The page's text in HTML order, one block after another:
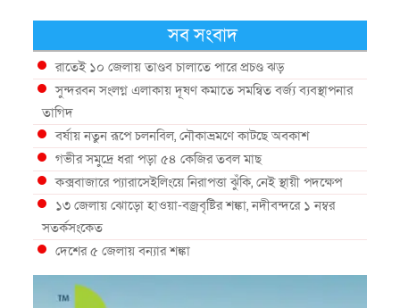
সব সংবাদ
রাতেই ১০ জেলায় তাণ্ডব চালাতে পারে প্রচণ্ড ঝড়
সুন্দরবন সংলগ্ন এলাকায় দূষণ কমাতে সমন্বিত বর্জ্য ব্যবস্থাপনার
তাগিদ
বর্ষায় নতুন রূপে চলনবিল, নৌকাভ্রমণে কাটছে অবকাশ
গভীর সমুদ্রে ধরা পড়া ৫৪ কেজির তবল মাছ
কক্সবাজারে প্যারাসেইলিংয়ে নিরাপত্তা ঝুঁকি, নেই স্থায়ী পদক্ষেপ
১৩ জেলায় ঝোড়ো হাওয়া-বজ্রবৃষ্টির শঙ্কা, নদীবন্দরে ১ নম্বর
সতর্কসংকেত
দেশের ৫ জেলায় বন্যার শঙ্কা
দেশের বিভিন্ন অঞ্চলে বজ্রবৃষ্টির আভাস, ঢাকার আকাশও মেঘলা
আগস্টে টানা বৃষ্টি ও বন্যার আভাস, সাগরে একাধিক লঘুচাপের